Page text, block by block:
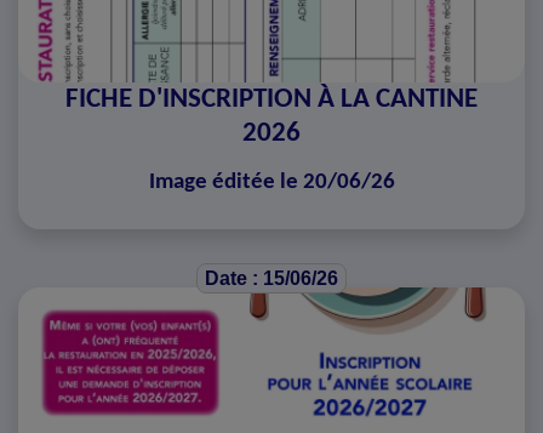
FICHE D'INSCRIPTION À LA CANTINE
2026
Image éditée le 20/06/26
Date : 15/06/26